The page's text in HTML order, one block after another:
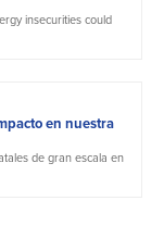
insecurities could
en nuestra
de gran escala en